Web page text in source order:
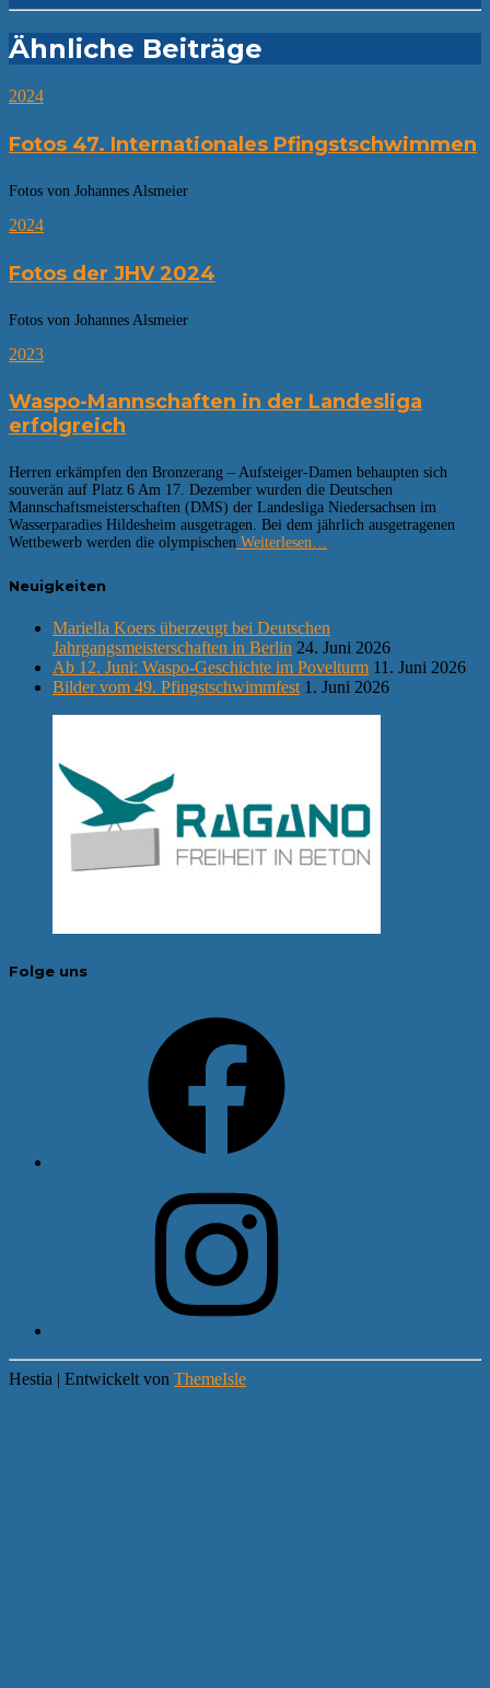
Ähnliche Beiträge
2024
Fotos 47. Internationales Pfingstschwimmen
Fotos von Johannes Alsmeier
2024
Fotos der JHV 2024
Fotos von Johannes Alsmeier
2023
Waspo-Mannschaften in der Landesliga
erfolgreich
Herren erkämpfen den Bronzerang – Aufsteiger-Damen behaupten sich
souverän auf Platz 6 Am 17. Dezember wurden die Deutschen
Mannschaftsmeisterschaften (DMS) der Landesliga Niedersachsen im
Wasserparadies Hildesheim ausgetragen. Bei dem jährlich ausgetragenen
Wettbewerb werden die olympischen Weiterlesen…
Neuigkeiten
Mariella Koers überzeugt bei Deutschen
Jahrgangsmeisterschaften in Berlin 24. Juni 2026
Ab 12. Juni: Waspo-Geschichte im Povelturm 11. Juni 2026
Bilder vom 49. Pfingstschwimmfest 1. Juni 2026
Folge uns
Hestia | Entwickelt von ThemeIsle